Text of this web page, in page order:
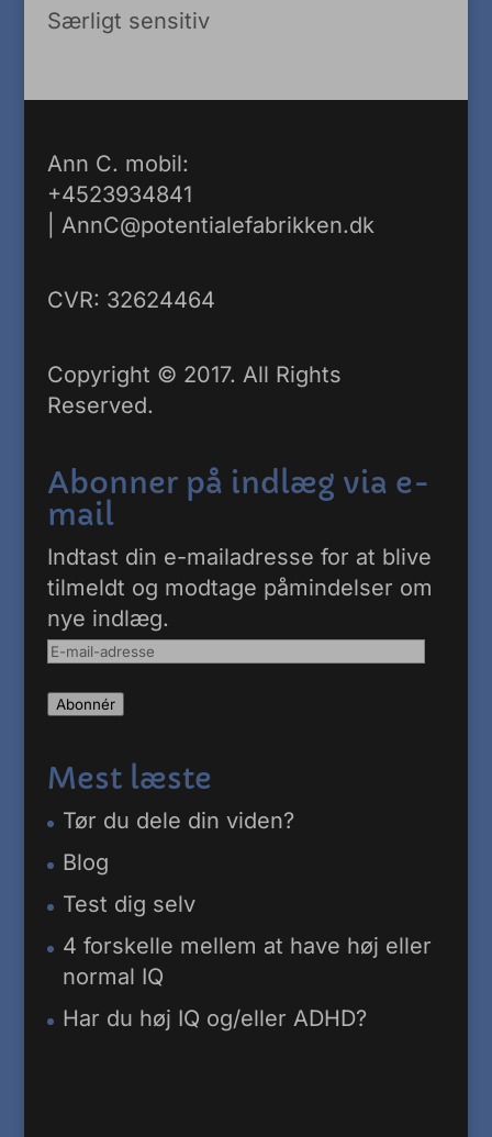
Særligt sensitiv
Ann C. mobil:
+4523934841
AnnC@potentialefabrikken.dk
CVR: 32624464
Copyright © 2017. All Rights
Reserved.
Abonner på indlæg via e-
mail
Indtast din e-mailadresse for at blive
tilmeldt og modtage påmindelser om
nye indlæg.
E-
adresse
Abonnér
Mest læste
Tør du dele din viden?
Blog
Test dig selv
4 forskelle mellem at have høj eller
normal IQ
Har du høj IQ og/eller ADHD?